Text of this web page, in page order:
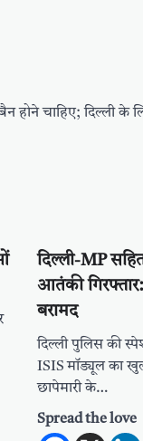
होने चाहिए; दिल्ली के
दिल्ली-MP
आतंकी
बरामद
दिल्ली पुलिस की
ISIS मॉड्यूल का
छापेमारी के…
Spread the love